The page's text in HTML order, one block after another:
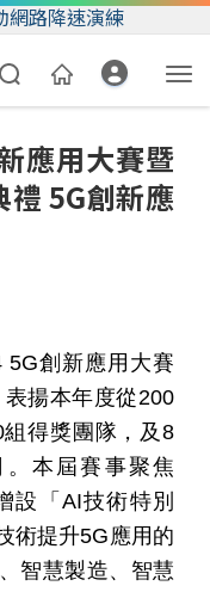
網路降速演練
應用大賽暨
5G創新應
5G創新應用大賽
揚本年度從200
組得獎團隊，及8
本屆賽事聚焦
設「 AI技術特別
術提升5G 應用的
智慧製造、智慧